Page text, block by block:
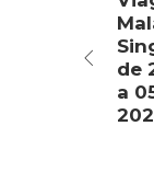
de
a